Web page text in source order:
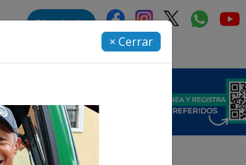
× Cerrar
Directorio